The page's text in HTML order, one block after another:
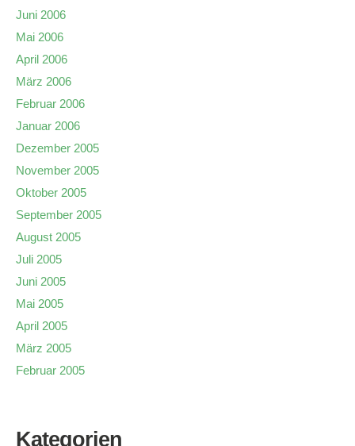
Juni 2006
Mai 2006
April 2006
März 2006
Februar 2006
Januar 2006
Dezember 2005
November 2005
Oktober 2005
September 2005
August 2005
Juli 2005
Juni 2005
Mai 2005
April 2005
März 2005
Februar 2005
Kategorien